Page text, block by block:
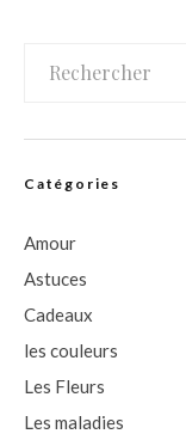
Catégories
Amour
Astuces
Cadeaux
les couleurs
Les Fleurs
Les maladies